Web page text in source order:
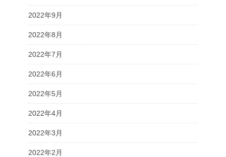
2022年9月
2022年8月
2022年7月
2022年6月
2022年5月
2022年4月
2022年3月
2022年2月